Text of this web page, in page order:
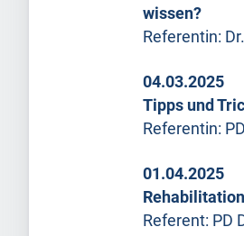
wissen?
Referentin:
04.03.2025
Tipps und
Referentin:
01.04.2025
Referent: PD